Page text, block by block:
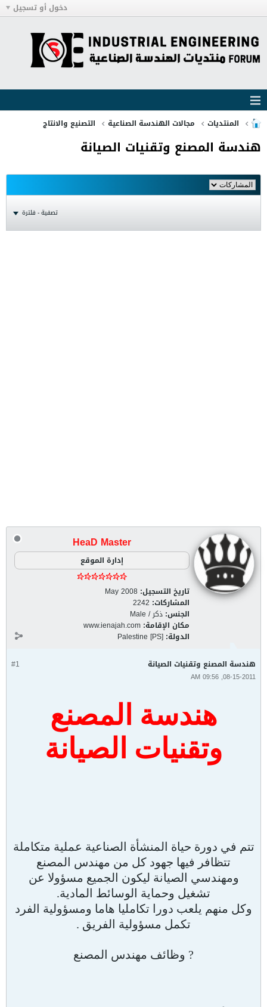
دخول أو تسجيل
المنتديات مجالات الهندسة الصناعية التصنيع والانتاج
هندسة المصنع وتقنيات الصيانة
تصفية - فلترة
HeaD Master
إدارة الموقع
تاريخ التسجيل: May 2008
المشاركات: 2242
الجنس: ذكر / Male
مكان الإقامة: www.ienajah.com
الدولة: Palestine [PS]
#1 هندسة المصنع وتقنيات الصيانة
08-15-2011, 09:56 AM
هندسة المصنع
وتقنيات الصيانة
تتم في دورة حياة المنشأة الصناعية عملية متكاملة
تتظافر فيها جهود كل من مهندس المصنع
ومهندسي الصيانة ليكون الجميع مسؤولا عن
تشغيل وحماية الوسائط المادية.
وكل منهم يلعب دورا تكامليا هاما ومسؤولية الفرد
تكمل مسؤولية الفريق .
? وظائف مهندس المصنع